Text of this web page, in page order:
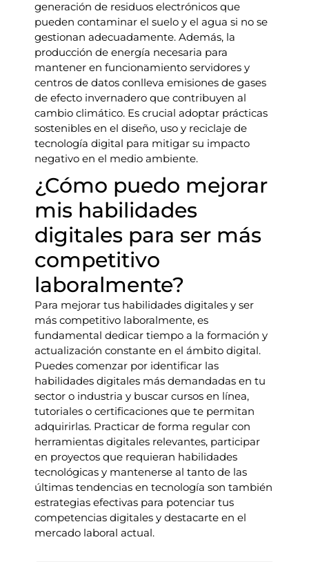
generación de residuos electrónicos que
pueden contaminar el suelo y el agua si no se
gestionan adecuadamente. Además, la
producción de energía necesaria para
mantener en funcionamiento servidores y
centros de datos conlleva emisiones de gases
de efecto invernadero que contribuyen al
cambio climático. Es crucial adoptar prácticas
sostenibles en el diseño, uso y reciclaje de
tecnología digital para mitigar su impacto
negativo en el medio ambiente.
¿Cómo puedo mejorar
mis habilidades
digitales para ser más
competitivo
laboralmente?
Para mejorar tus habilidades digitales y ser
más competitivo laboralmente, es
fundamental dedicar tiempo a la formación y
actualización constante en el ámbito digital.
Puedes comenzar por identificar las
habilidades digitales más demandadas en tu
sector o industria y buscar cursos en línea,
tutoriales o certificaciones que te permitan
adquirirlas. Practicar de forma regular con
herramientas digitales relevantes, participar
en proyectos que requieran habilidades
tecnológicas y mantenerse al tanto de las
últimas tendencias en tecnología son también
estrategias efectivas para potenciar tus
competencias digitales y destacarte en el
mercado laboral actual.